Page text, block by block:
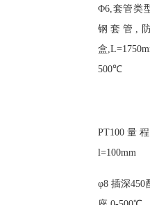
Φ6,套管类
钢套管,
盒
500℃
PT100量
l=100mm
φ8 插深450